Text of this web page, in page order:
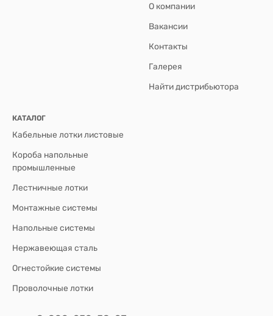
О компании
Вакансии
Контакты
Галерея
Найти дистрибьютора
КАТАЛОГ
Кабельные лотки листовые
Короба напольные
промышленные
Лестничные лотки
Монтажные системы
Напольные системы
Нержавеющая сталь
Огнестойкие системы
Проволочные лотки